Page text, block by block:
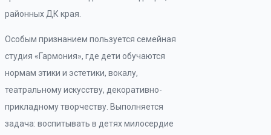
районных ДК края.
Особым признанием пользуется семейная
студия «Гармония», где дети обучаются
нормам этики и эстетики, вокалу,
театральному искусству, декоративно-
прикладному творчеству. Выполняется
задача: воспитывать в детях милосердие